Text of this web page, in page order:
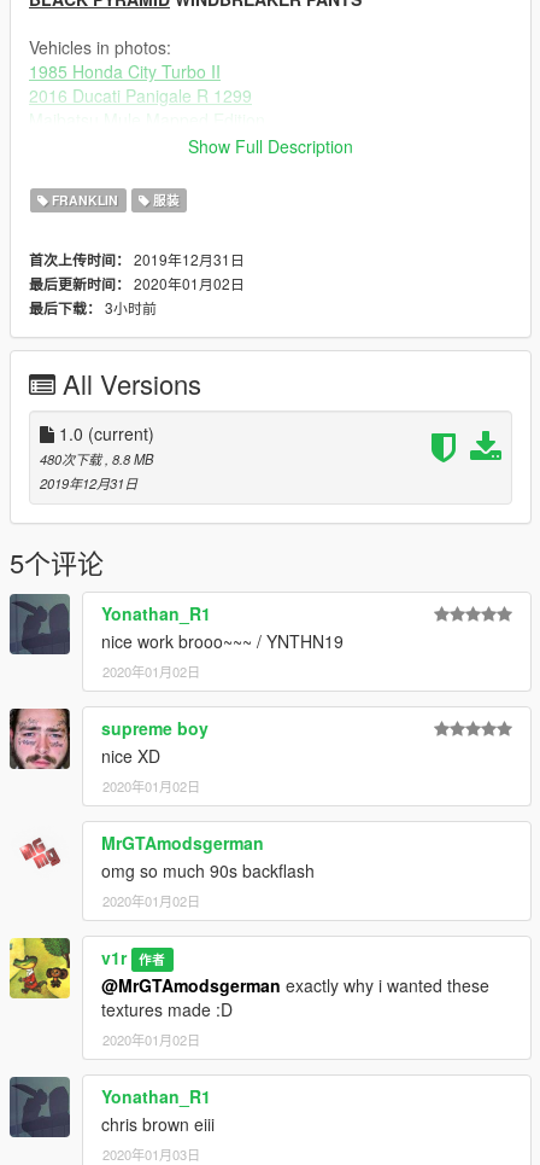
Vehicles in photos:
1985 Honda City Turbo II
2016 Ducati Panigale R 1299
Maibatsu Mule Mapped Edition
GUCCI SKI GOGGLES
Travis Scott Sneaker Pack
New Dreads Pack For Franklin #2
RAPPER/ARTIST Hair Pack
MP Face Mask for Franklin
(Custom Version)Franklin's New FaceJackFrossst
----------------------------------------------------------
Changelog:
1.0 Initial Release
Show Full Description
FRANKLIN 服装
首次上传时间： 2019年12月31日
最后更新时间： 2020年01月02日
最后下载： 3小时前
All Versions
1.0 (current)
480次下载 , 8.8 MB
2019年12月31日
5个评论
Yonathan_R1
nice work brooo~~~ / YNTHN19
2020年01月02日
supreme boy
nice XD
2020年01月02日
MrGTAmodsgerman
omg so much 90s backflash
2020年01月02日
v1r 作者
@MrGTAmodsgerman exactly why i wanted these
textures made :D
2020年01月02日
Yonathan_R1
chris brown eiii
2020年01月03日